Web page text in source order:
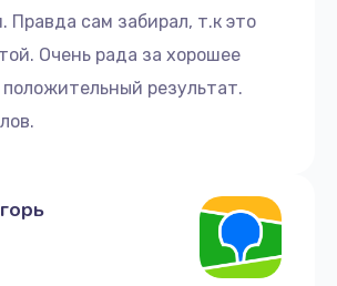
Правда сам забирал, т.к это
Очень рада за хорошее
результат.